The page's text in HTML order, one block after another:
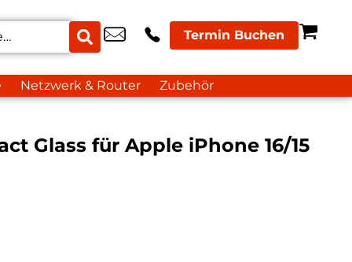
Termin Buchen
Netzwerk & Router Zubehör
Glass für Apple iPhone 16/15